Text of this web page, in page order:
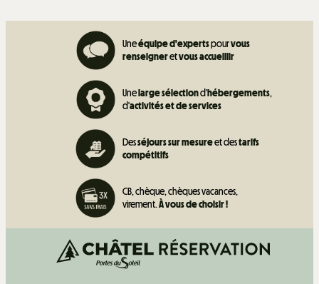
Uneéquipe d'expertspourvous
renseigneretvous accueillir
Unelarge sélectiond'hébergements,
d'activités et deservices
Desséjours sur mesureet destarifs
compétitifs
CB, chèque, chèques vacances,
virement.À vous de choisir !